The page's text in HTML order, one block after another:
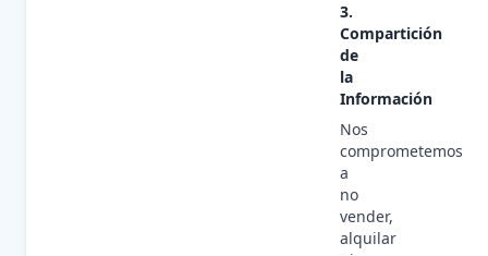
3.
Compartición
de
la
Información
Nos
comprometemos
a
no
vender,
alquilar